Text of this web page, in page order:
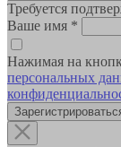
Требуется
Ваше имя *
Нажимая на
персональных